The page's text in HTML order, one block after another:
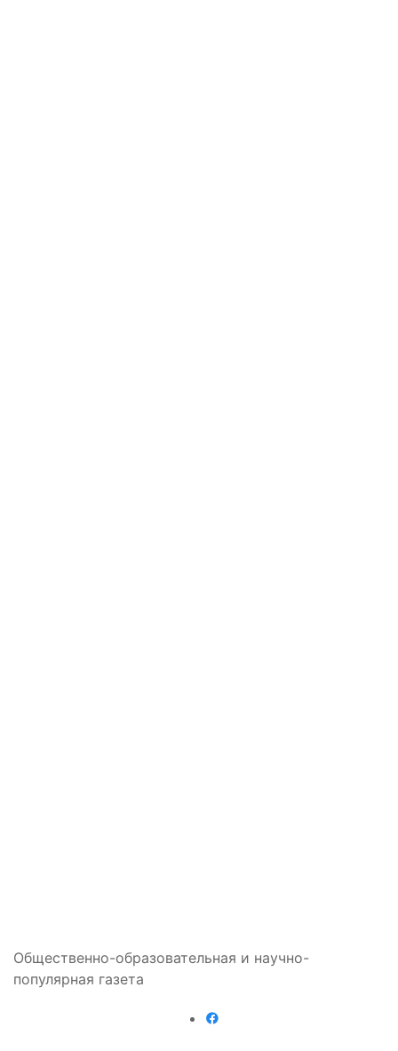
Общественно-образовательная и научно-
популярная газета